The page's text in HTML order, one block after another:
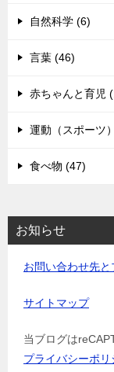
自然科学 (6)
言葉 (46)
赤ちゃんと育児
運動（スポーツ
食べ物 (47)
お知らせ
お問い合わせ先
サイトマップ
当ブログは
プライバシーポリ